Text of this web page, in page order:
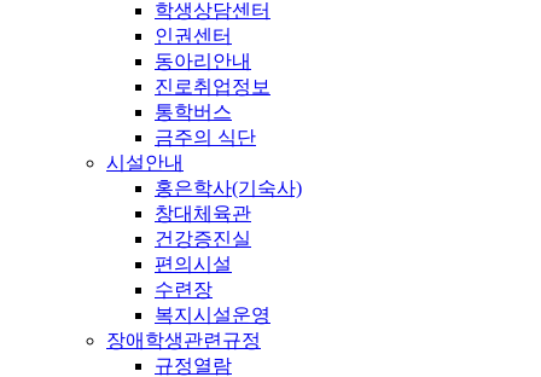
학생상담센터
인권센터
동아리안내
진로취업정보
통학버스
금주의 식단
시설안내
홍은학사(기숙사)
창대체육관
건강증진실
편의시설
수련장
복지시설운영
장애학생관련규정
규정열람